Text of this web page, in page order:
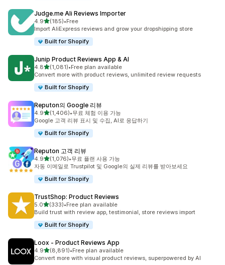
Judge.me Ali Reviews Importer
4.9별 5개 중
(185)
총 리뷰 185개
•Free
Import AliExpress reviews and grow your dropshipping store
Built for Shopify
Junip Product Reviews App & AI
4.8별 5개 중
(1,081)
총 리뷰 1081개
•Free plan available
Convert more with product reviews, unlimited review requests
Built for Shopify
Reputon의 Google 리뷰
4.9별 5개 중
(1,406)
총 리뷰 1406개
•무료 체험 이용 가능
Google 고객 리뷰 표시 및 수집, AI로 응답하기
Built for Shopify
Reputon 고객 리뷰
4.9별 5개 중
(1,076)
총 리뷰 1076개
•무료 플랜 사용 가능
자동 이메일로 Trustpilot 및 Google의 실제 리뷰를 받아보세요
Built for Shopify
TrustShop: Product Reviews
5.0별 5개 중
(333)
총 리뷰 333개
•Free plan available
Build trust with review app, testimonial, store reviews import
Built for Shopify
Loox ‑ Product Reviews App
4.9별 5개 중
(8,891)
총 리뷰 8891개
•Free plan available
Convert more with visual product reviews, superpowered by AI